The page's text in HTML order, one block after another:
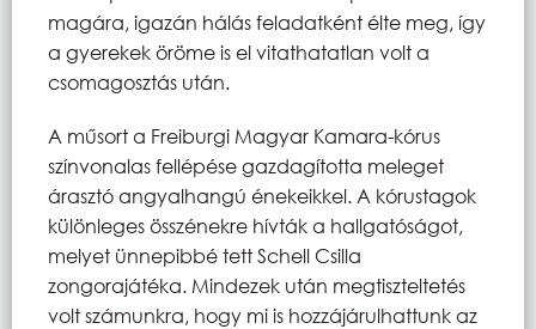
magára, igazán hálás feladatként élte meg, így
a gyerekek öröme is el vitathatatlan volt a
csomagosztás után.
A műsort a Freiburgi Magyar Kamara-kórus
színvonalas fellépése gazdagította meleget
árasztó angyalhangú énekeikkel. A kórustagok
különleges összénekre hívták a hallgatóságot,
melyet ünnepibbé tett Schell Csilla
zongorajátéka. Mindezek után megtiszteltetés
volt számunkra, hogy mi is hozzájárulhattunk az